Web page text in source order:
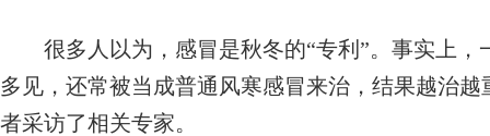
很多人以为，感冒是秋冬的“专利”。事实上，
多见，还常被当成普通风寒感冒来治，结果越治越
者采访了相关专家。